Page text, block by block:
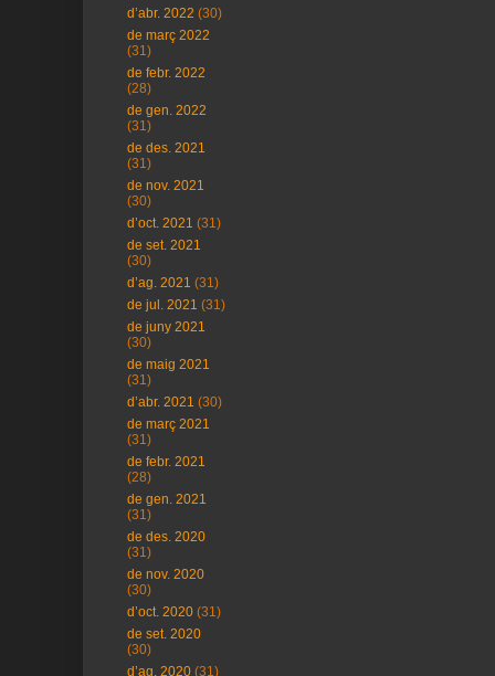
d’abr. 2022 (30)
de març 2022
(31)
de febr. 2022
(28)
de gen. 2022
(31)
de des. 2021
(31)
de nov. 2021
(30)
d’oct. 2021 (31)
de set. 2021
(30)
d’ag. 2021 (31)
de jul. 2021 (31)
de juny 2021
(30)
de maig 2021
(31)
d’abr. 2021 (30)
de març 2021
(31)
de febr. 2021
(28)
de gen. 2021
(31)
de des. 2020
(31)
de nov. 2020
(30)
d’oct. 2020 (31)
de set. 2020
(30)
d’ag. 2020 (31)